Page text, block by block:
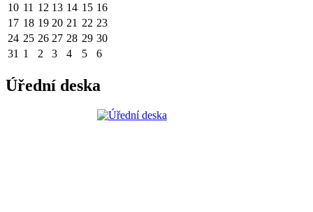
10 11 12 13 14 15 16
17 18 19 20 21 22 23
24 25 26 27 28 29 30
31 1 2 3 4 5 6
Úřední deska